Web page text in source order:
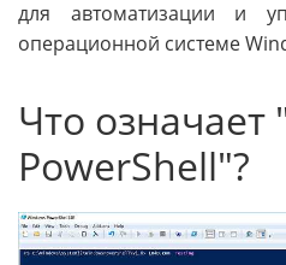
для автоматизации и
операционной системе
Что означает
PowerShell"?